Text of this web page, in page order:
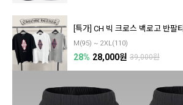
[특가] CH 빅 크로스 백로고 반팔티
M(95) ~ 2XL(110)
28% 28,000원 39,000원